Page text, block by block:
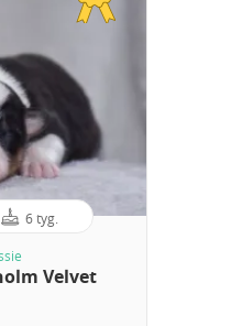
6 tyg.
Velvet